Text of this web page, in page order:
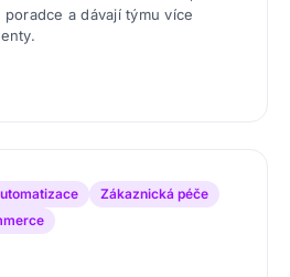
a dávají týmu více
Zákaznická péče